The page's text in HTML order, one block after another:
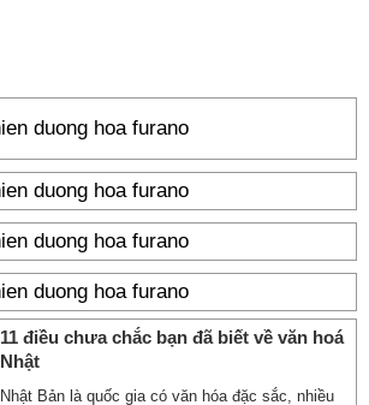
11 điều chưa chắc bạn đã biết về văn hoá
Nhật
Nhật Bản là quốc gia có văn hóa đặc sắc, nhiều